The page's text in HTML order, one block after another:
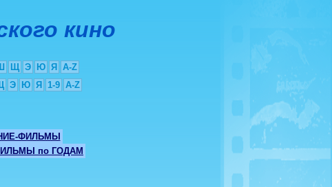
кино
Щ Э Ю Я
A-Z
Э Ю Я 1-9 A-Z
ФИЛЬМЫ
по ГОДАМ